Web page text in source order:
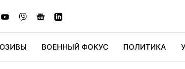
ВОЕННЫЙ ФОКУС ПОЛИТИКА